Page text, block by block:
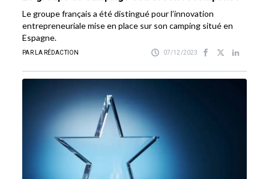
Le groupe français a été distingué pour l’innovation
entrepreneuriale mise en place sur son camping situé en
Espagne.
PAR LA RÉDACTION 07/12/2023